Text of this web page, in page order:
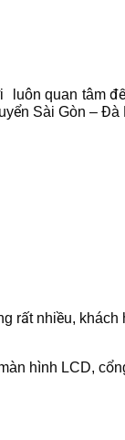
luôn quan tâm
Sài Gòn – Đà
nhiều, khách
hình LCD,